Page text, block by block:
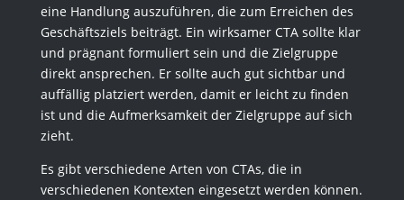
eine Handlung auszuführen, die zum Erreichen des
Geschäftsziels beiträgt. Ein wirksamer CTA sollte klar
und prägnant formuliert sein und die Zielgruppe
direkt ansprechen. Er sollte auch gut sichtbar und
auffällig platziert werden, damit er leicht zu finden
ist und die Aufmerksamkeit der Zielgruppe auf sich
zieht.
Es gibt verschiedene Arten von CTAs, die in
verschiedenen Kontexten eingesetzt werden können.